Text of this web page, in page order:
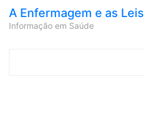
A Enfermagem e as Leis
Informação em Saúde